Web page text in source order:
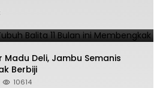
11021
Madu Deli, Jambu Semanis
Berbiji
10614